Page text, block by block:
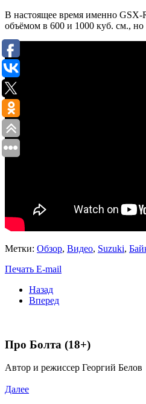
В настоящее время именно GSX-
объёмом в 600 и 1000 куб. см.,
Метки: Обзор, Видео, Suzuki,
Печать E-mail
Назад
Вперед
Про Болта (18+)
Автор и режиссер Георгий Белов
Далее